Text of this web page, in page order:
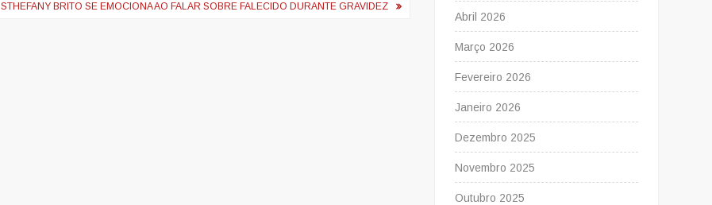
STHEFANY BRITO SE EMOCIONA AO FALAR SOBRE FALECIDO DURANTE GRAVIDEZ
Abril 2026
Março 2026
Fevereiro 2026
Janeiro 2026
Dezembro 2025
Novembro 2025
Outubro 2025